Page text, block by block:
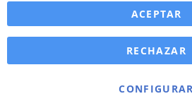
ACEPTAR
CONFIGURAR
RECHAZAR